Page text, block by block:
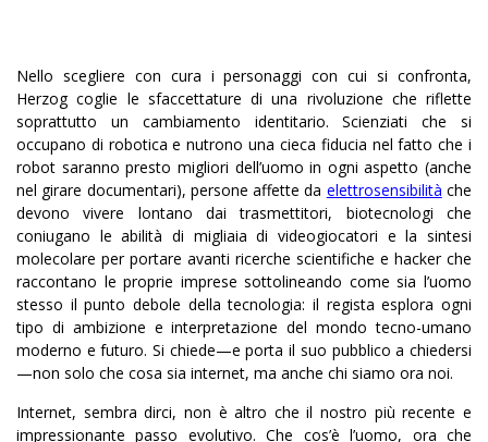
Nello scegliere con cura i personaggi con cui si confronta,
Herzog coglie le sfaccettature di una rivoluzione che riflette
soprattutto un cambiamento identitario. Scienziati che si
occupano di robotica e nutrono una cieca fiducia nel fatto che i
robot saranno presto migliori dell’uomo in ogni aspetto (anche
nel girare documentari), persone affette da elettrosensibilità che
devono vivere lontano dai trasmettitori, biotecnologi che
coniugano le abilità di migliaia di videogiocatori e la sintesi
molecolare per portare avanti ricerche scientifiche e hacker che
raccontano le proprie imprese sottolineando come sia l’uomo
stesso il punto debole della tecnologia: il regista esplora ogni
tipo di ambizione e interpretazione del mondo tecno-umano
moderno e futuro. Si chiede—e porta il suo pubblico a chiedersi
—non solo che cosa sia internet, ma anche chi siamo ora noi.
Internet, sembra dirci, non è altro che il nostro più recente e
impressionante passo evolutivo. Che cos’è l’uomo, ora che